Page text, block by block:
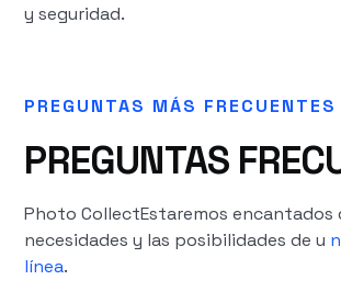
y seguridad.
PREGUNTAS MÁS FRECUENTES
PREGUNTAS
Photo CollectEstaremos encantados
necesidades y las posibilidades de u
línea.